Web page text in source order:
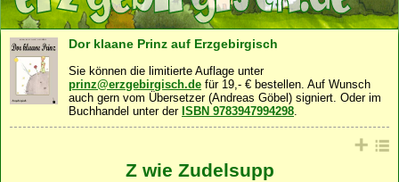
Dor klaane Prinz auf Erzgebirgisch
Sie können die limitierte Auflage unter
prinz@erzgebirgisch.de für 19,- € bestellen. Auf Wunsch
auch gern vom Übersetzer (Andreas Göbel) signiert. Oder im
Buchhandel unter der ISBN 9783947994298.
Z wie Zudelsupp